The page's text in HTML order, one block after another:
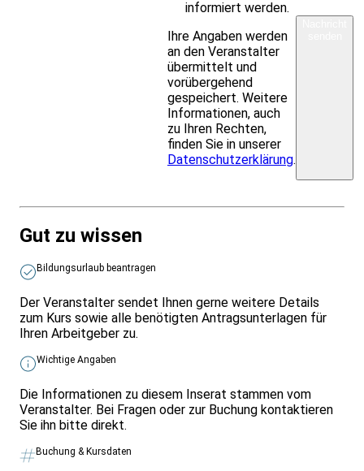
informiert werden.
Ihre Angaben werden
an den Veranstalter
übermittelt und
vorübergehend
gespeichert. Weitere
Informationen, auch
zu Ihren Rechten,
finden Sie in unserer
Datenschutzerklärung.
Gut zu wissen
Bildungsurlaub beantragen
Der Veranstalter sendet Ihnen gerne weitere Details
zum Kurs sowie alle benötigten Antragsunterlagen für
Ihren Arbeitgeber zu.
Wichtige Angaben
Die Informationen zu diesem Inserat stammen vom
Veranstalter. Bei Fragen oder zur Buchung kontaktieren
Sie ihn bitte direkt.
Buchung & Kursdaten